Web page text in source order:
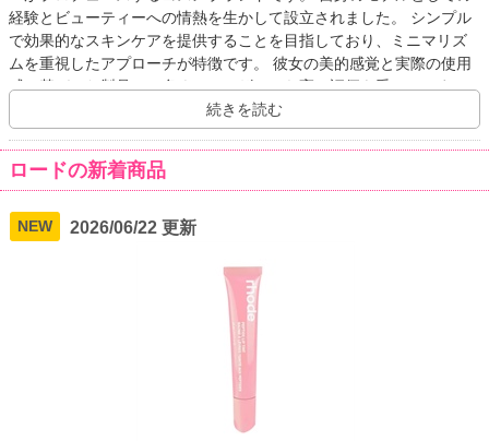
経験とビューティーへの情熱を生かして設立されました。 シンプル
で効果的なスキンケアを提供することを目指しており、ミニマリズ
ムを重視したアプローチが特徴です。 彼女の美的感覚と実際の使用
感に基づいた製品は、多くのユーザーから高い評価を受けていま
す。 特に、ベストセラー商品「ペプチドリップトリートメント」は
使いやすさとパッケージの可愛さから、若者を中心にSNSで大きな
話題を集めています。
続きを読む
ロードの新着商品
NEW 2026/06/22 更新